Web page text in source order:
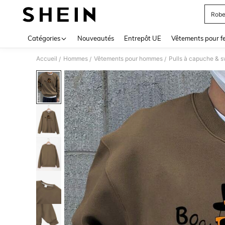
Catégories Nouveautés Entrepôt UE Vêtements pour
Accueil / Hommes / Vêtements pour hommes / Pulls à capuche &